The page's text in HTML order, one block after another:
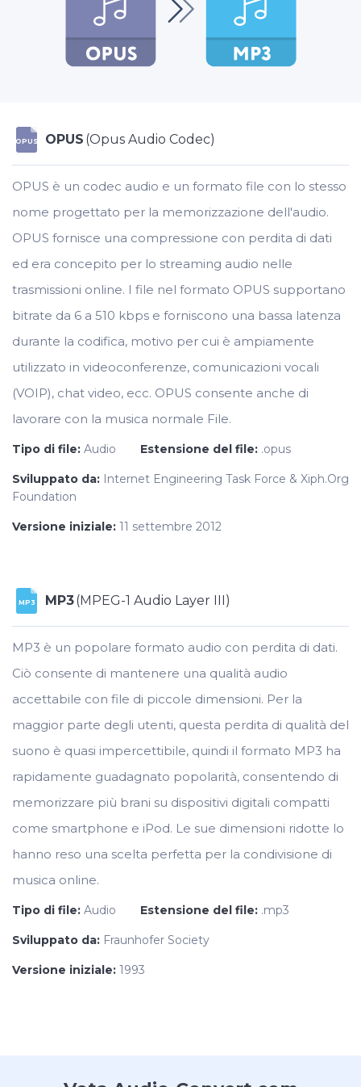
OPUS OPUS (Opus Audio Codec)
OPUS è un codec audio e un formato file con lo stesso
nome progettato per la memorizzazione dell'audio.
OPUS fornisce una compressione con perdita di dati
ed era concepito per lo streaming audio nelle
trasmissioni online. I file nel formato OPUS supportano
bitrate da 6 a 510 kbps e forniscono una bassa latenza
durante la codifica, motivo per cui è ampiamente
utilizzato in videoconferenze, comunicazioni vocali
(VOIP), chat video, ecc. OPUS consente anche di
lavorare con la musica normale File.
Tipo di file: Audio Estensione del file: .opus
Sviluppato da: Internet Engineering Task Force & Xiph.Org
Foundation
Versione iniziale: 11 settembre 2012
MP3 MP3(MPEG-1 Audio Layer III)
MP3 è un popolare formato audio con perdita di dati.
Ciò consente di mantenere una qualità audio
accettabile con file di piccole dimensioni. Per la
maggior parte degli utenti, questa perdita di qualità del
suono è quasi impercettibile, quindi il formato MP3 ha
rapidamente guadagnato popolarità, consentendo di
memorizzare più brani su dispositivi digitali compatti
come smartphone e iPod. Le sue dimensioni ridotte lo
hanno reso una scelta perfetta per la condivisione di
musica online.
Tipo di file: Audio Estensione del file: .mp3
Sviluppato da: Fraunhofer Society
Versione iniziale: 1993